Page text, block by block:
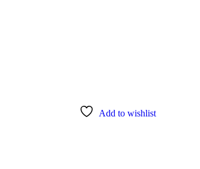
Add to wishlist